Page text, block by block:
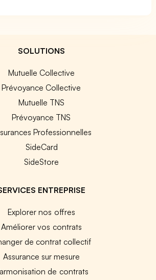
SOLUTIONS
Mutuelle Collective
Prévoyance Collective
Mutuelle TNS
Prévoyance TNS
Professionnelles
SideCard
SideStore
ENTREPRISE
Explorer nos offres
Améliorer vos contrats
de contrat collectif
Assurance sur mesure
de contrats